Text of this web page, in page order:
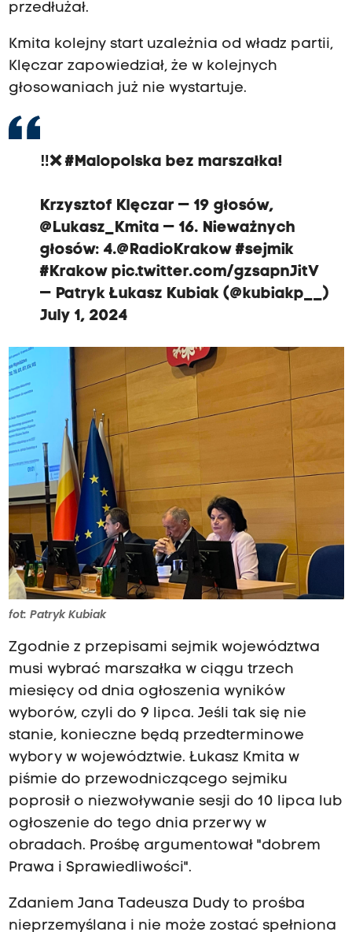
przedłużał.
Kmita kolejny start uzależnia od władz partii,
Klęczar zapowiedział, że w kolejnych
głosowaniach już nie wystartuje.
‼️❌#Malopolska bez marszałka!
Krzysztof Klęczar — 19 głosów,
@Lukasz_Kmita — 16. Nieważnych
głosów: 4.@RadioKrakow #sejmik
#Krakow pic.twitter.com/gzsapnJitV
— Patryk Łukasz Kubiak (@kubiakp__)
July 1, 2024
fot: Patryk Kubiak
Zgodnie z przepisami sejmik województwa
musi wybrać marszałka w ciągu trzech
miesięcy od dnia ogłoszenia wyników
wyborów, czyli do 9 lipca. Jeśli tak się nie
stanie, konieczne będą przedterminowe
wybory w województwie. Łukasz Kmita w
piśmie do przewodniczącego sejmiku
poprosił o niezwoływanie sesji do 10 lipca lub
ogłoszenie do tego dnia przerwy w
obradach. Prośbę argumentował "dobrem
Prawa i Sprawiedliwości".
Zdaniem Jana Tadeusza Dudy to prośba
nieprzemyślana i nie może zostać spełniona